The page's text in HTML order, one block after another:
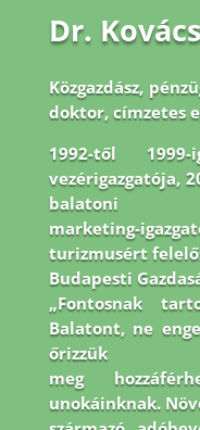
Dr.
Közgazdász,
doktor, címzetes
1992-től
vezérigazgatója,
balatoni
marketing-
turizmusért
Budapesti
„Fontosnak
Balatont, ne
őrizzük
meg
unokáinknak.